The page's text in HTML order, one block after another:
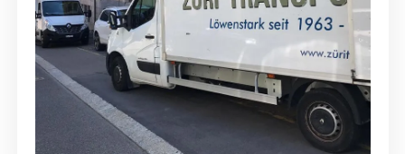
Günstige Umzüge - Hervorragender
Service